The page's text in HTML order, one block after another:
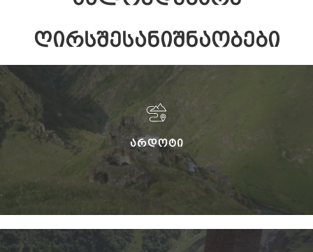
ᲦᲘᲠᲡᲨᲔᲡᲐᲜᲘᲨᲜᲐᲝᲑᲔᲑᲘ
ᲐᲠᲓᲝᲢᲘ